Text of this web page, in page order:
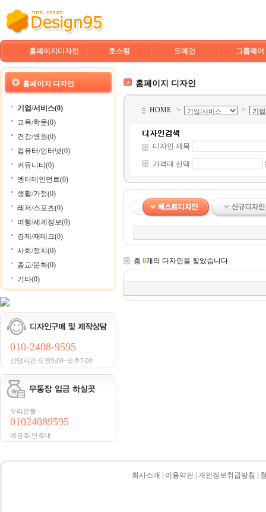
홈페이지디자인 호스팅 도메인 그룹웨어
홈페이지 디자인
기업/서비스(0)
교육/학문(0)
건강/병원(0)
컴퓨터/인터넷(0)
커뮤니티(0)
엔터테인먼트(0)
생활/가정(0)
레저/스포츠(0)
여행/세계정보(0)
경제/재테크(0)
사회/정치(0)
종교/문화(0)
기타(0)
010-2408-9595
상담시간:오전9:00~오후7:00
우리은행
01024089595
예금주:안효대
홈페이지 디자인
HOME > >
디자인 제목
가격대 선택
총 0개의 디자인을 찾았습니다.
회사소개 이용약관 개인정보취급방침